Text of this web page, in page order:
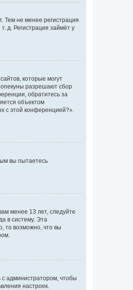
Тем не менее регистрация
д. Регистрация займёт у
которые могут
разрешают сбор
обратитесь за
объектом
с этой конференцией?».
вы пытаетесь
менее 13 лет, следуйте
в систему. Эта
то возможно, что вы
администратором, чтобы
настроек.